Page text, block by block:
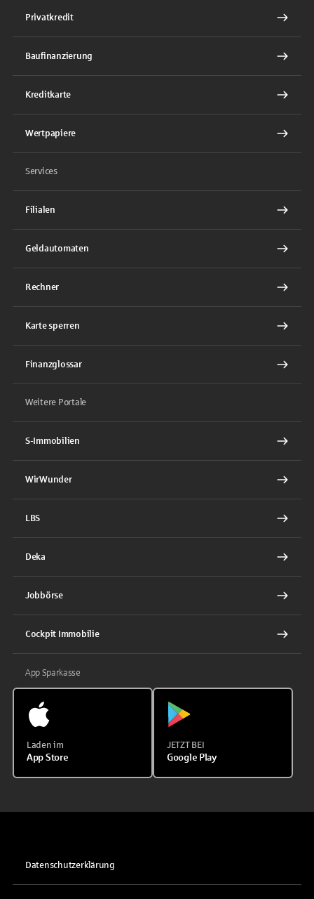
Privatkredit
Baufinanzierung
Kreditkarte
Wertpapiere
Services
Filialen
Geldautomaten
Rechner
Karte sperren
Finanzglossar
Weitere Portale
S-Immobilien
WirWunder
LBS
Deka
Jobbörse
Cockpit Immobilie
App Sparkasse
Laden im
App Store
JETZT BEI
Google Play
Datenschutzerklärung